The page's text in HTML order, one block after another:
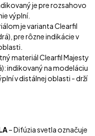
je pre rozsahovo
výplní.
je varianta Clearfil
pre rôzne indikácie v
materiál Clearfil Majesty
indikovaný na modeláciu
v distálnej oblasti - drží
– Difúzia svetla označuje